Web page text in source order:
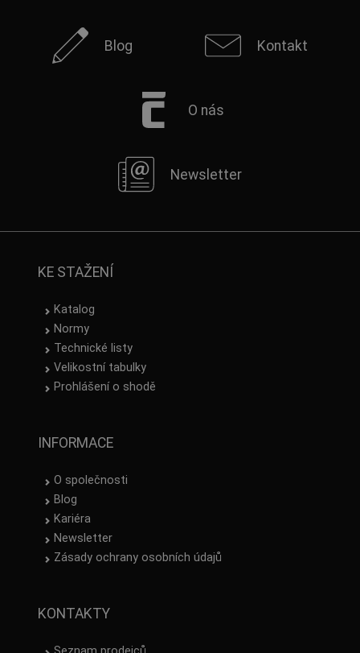
Blog Kontakt
O nás
Newsletter
KE STAŽENÍ
Katalog
Normy
Technické listy
Velikostní tabulky
Prohlášení o shodě
INFORMACE
O společnosti
Blog
Kariéra
Newsletter
Zásady ochrany osobních údajů
KONTAKTY